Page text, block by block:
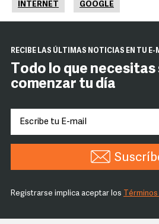
INTERNET GOOGLE
RECIBE LAS ÚLTIMAS NOTICIAS EN TU E-
Todo lo que
comenzar tu día
Registrarse implica aceptar los